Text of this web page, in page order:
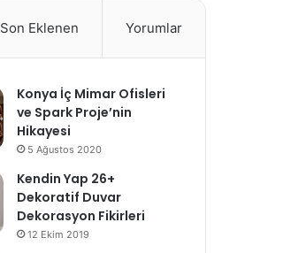
Son Eklenen Yorumlar
Konya İç Mimar Ofisleri
ve Spark Proje’nin
Hikayesi
5 Ağustos 2020
Kendin Yap 26+
Dekoratif Duvar
Dekorasyon Fikirleri
12 Ekim 2019